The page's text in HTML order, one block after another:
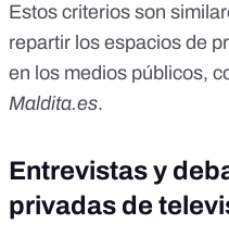
Estos criterios son
repartir los espacios de
en los medios públicos,
Maldita.es.
Entrevistas y
privadas de